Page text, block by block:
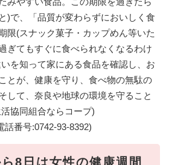
)で、「品質が変わらずにおいしく食
限(スナック菓子・カップめん等いた
ぎてもすぐに食べられなくなるわけ
を知って家にある食品を確認し、お
とが、健康を守り、食べ物の無駄の
して、奈良や地球の環境を守ること
協同組合ならコープ)
話番号:0742-93-8392)
8日は女性の健康週間